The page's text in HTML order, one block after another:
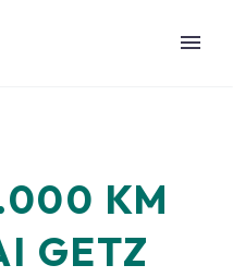
KM
GETZ